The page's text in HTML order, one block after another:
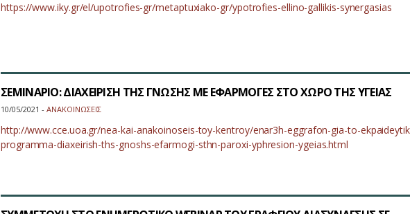
https://www.iky.gr/el/upotrofies-gr/metaptuxiako-gr/ypotrofies-ellino-gallikis-synergasias
ΣΕΜΙΝΑΡΙΟ: ΔΙΑΧΕΙΡΙΣΗ ΤΗΣ ΓΝΩΣΗΣ ΜΕ ΕΦΑΡΜΟΓΕΣ ΣΤΟ ΧΩΡΟ ΤΗΣ ΥΓΕΙΑΣ
10/05/2021 - ΑΝΑΚΟΙΝΩΣΕΙΣ
http://www.cce.uoa.gr/nea-kai-anakoinoseis-toy-kentroy/enar3h-eggrafon-gia-to-
programma-diaxeirish-ths-gnoshs-efarmogi-sthn-paroxi-yphresion-ygeias.html